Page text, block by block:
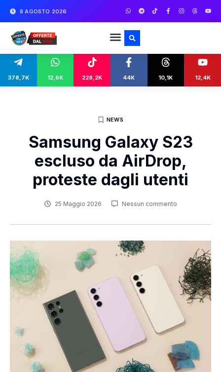
8 AGOSTO 2026
378,7K 12,6K 228,2K 44K 10,1K 12,4K
NEWS
Samsung Galaxy S23
escluso da AirDrop,
proteste dagli utenti
25 Maggio 2026 Nessun commento